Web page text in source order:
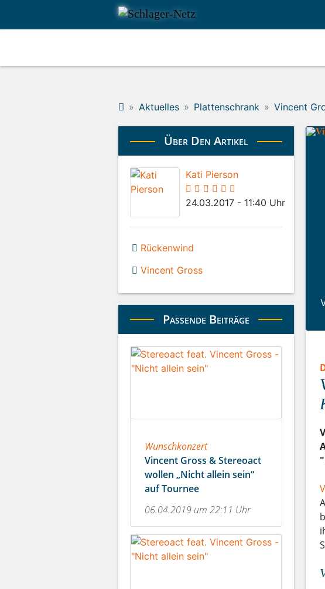
Aktuelles Plattenschrank Vincent
Über Den Artikel
Kati Pierson
24.03.2017 - 11:40 Uhr
Rückenwind
Vincent Gross
Passende Beiträge
Wunschkonzert
Vincent Gross & Stereoact
wollen „Nicht allein sein“
auf Tournee
06.04.2019 um 22:11 Uhr